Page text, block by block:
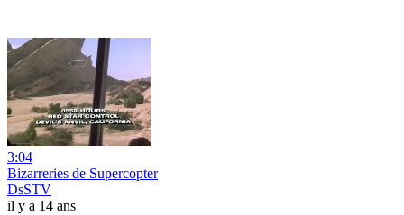
3:04
Bizarreries de Supercopter
DsSTV
il y a 14 ans